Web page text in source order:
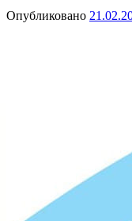
Опубликовано